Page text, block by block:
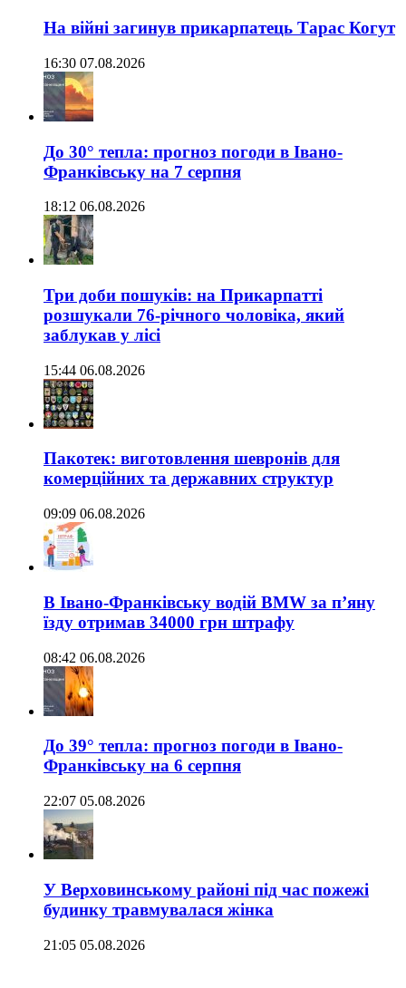
На війні загинув прикарпатець Тарас Когут
16:30 07.08.2026
До 30° тепла: прогноз погоди в Івано-
Франківську на 7 серпня
18:12 06.08.2026
Три доби пошуків: на Прикарпатті
розшукали 76-річного чоловіка, який
заблукав у лісі
15:44 06.08.2026
Пакотек: виготовлення шевронів для
комерційних та державних структур
09:09 06.08.2026
В Івано-Франківську водій BMW за п’яну
їзду отримав 34000 грн штрафу
08:42 06.08.2026
До 39° тепла: прогноз погоди в Івано-
Франківську на 6 серпня
22:07 05.08.2026
У Верховинському районі під час пожежі
будинку травмувалася жінка
21:05 05.08.2026